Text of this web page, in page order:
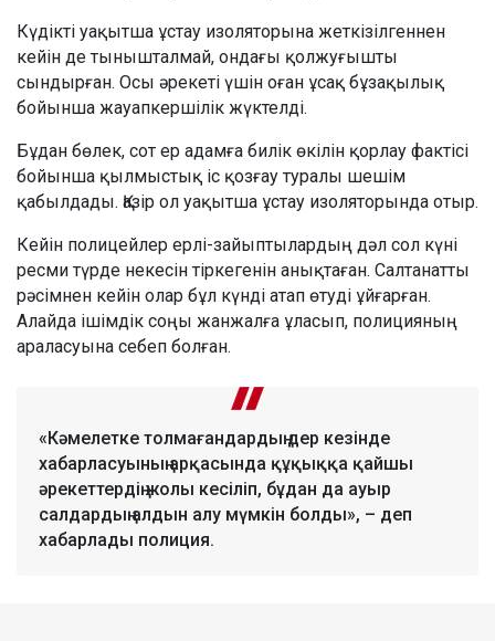
Күдікті уақытша ұстау изоляторына жеткізілгеннен
кейін де тынышталмай, ондағы қолжуғышты
сындырған. Осы әрекеті үшін оған ұсақ бұзақылық
бойынша жауапкершілік жүктелді.
Бұдан бөлек, сот ер адамға билік өкілін қорлау фактісі
бойынша қылмыстық іс қозғау туралы шешім
қабылдады. Қазір ол уақытша ұстау изоляторында отыр.
Кейін полицейлер ерлі-зайыптылардың дәл сол күні
ресми түрде некесін тіркегенін анықтаған. Салтанатты
рәсімнен кейін олар бұл күнді атап өтуді ұйғарған.
Алайда ішімдік соңы жанжалға ұласып, полицияның
араласуына себеп болған.
«Кәмелетке толмағандардың дер кезінде
хабарласуының арқасында құқыққа қайшы
әрекеттердің жолы кесіліп, бұдан да ауыр
салдардың алдын алу мүмкін болды», – деп
хабарлады полиция.